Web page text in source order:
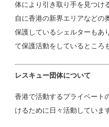
体により引き取り手を見つけ
自に香港の新界エリアなどの
保護しているシェルターもあ
て保護活動をしているところ
レスキュー団体について
香港で活動するプライベート
けるために日々活動していま